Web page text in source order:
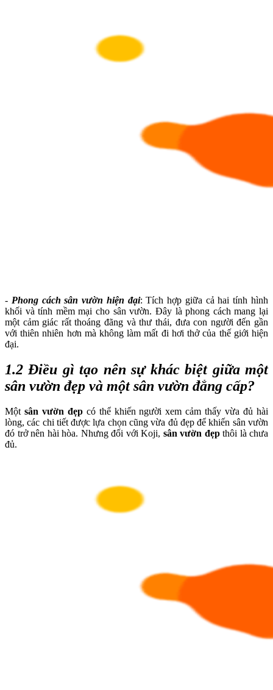
- Phong cách sân vườn hiện đại: Tích hợp giữa cả hai tính hình
khối và tính mềm mại cho sân vườn. Đây là phong cách mang lại
một cảm giác rất thoáng đãng và thư thái, đưa con người đến gần
với thiên nhiên hơn mà không làm mất đi hơi thở của thế giới hiện
đại.
1.2 Điều gì tạo nên sự khác biệt giữa một
sân vườn đẹp và một sân vườn đẳng cấp?
Một sân vườn đẹpcó thể khiến người xem cảm thấy vừa đủ hài
lòng, các chi tiết được lựa chọn cũng vừa đủ đẹp để khiến sân vườn
đó trở nên hài hòa. Nhưng đối với Koji, sân vườn đẹpthôi là chưa
đủ.